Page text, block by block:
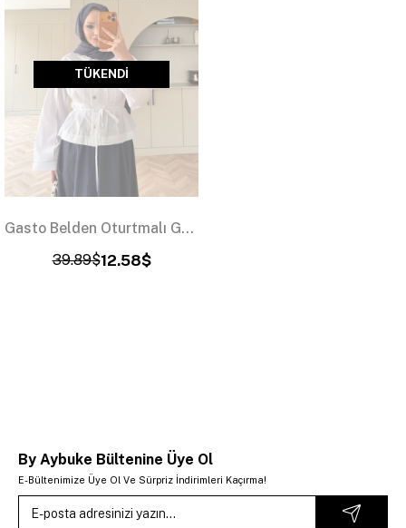
TÜKENDI
Gasto Belden Oturtmalı Gömlek Beyaz (2015)
12.58$
39.89$
By Aybuke Bültenine Üye Ol
E-Bültenimize Üye Ol Ve Sürpriz İndirimleri Kaçırma!